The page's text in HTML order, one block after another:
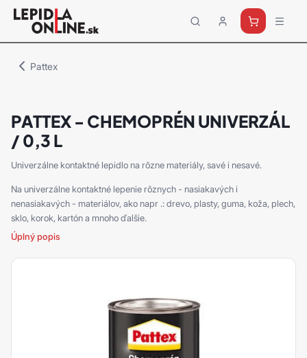
Priemyselné
lepidlá
Pattex
PATTEX - CHEMOPRÉN UNIVERZÁL
/ 0,3 L
Univerzálne kontaktné lepidlo na rôzne materiály, savé i nesavé.
Na univerzálne kontaktné lepenie rôznych - nasiakavých i
nenasiakavých - materiálov, ako napr .: drevo, plasty, guma, koža, plech,
sklo, korok, kartón a mnoho ďalšie.
Úplný popis